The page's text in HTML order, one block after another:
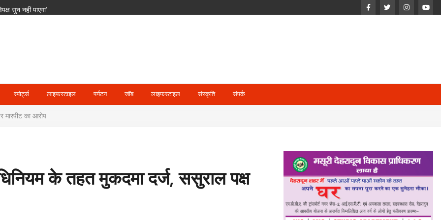
सुन नहीं पाएगा’
भारत से होगी भिड़ंत
24 उपाध्यक्ष और 36 महासचिव नियुक्त
और ड्रोन से बढ़ सकता है संघर्ष
स्पोर्ट्स लाइफस्टाइल पर्यटन जॉब लाइफस्टाइल संस्कृति संपर्क
मारपीट का आरोप
के तहत मुकदमा दर्ज, ससुराल पक्ष